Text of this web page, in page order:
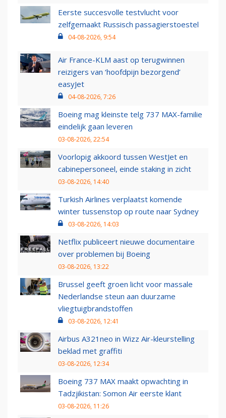
Eerste succesvolle testvlucht voor
zelfgemaakt Russisch passagierstoestel
04-08-2026, 9:54
Air France-KLM aast op terugwinnen
reizigers van ‘hoofdpijn bezorgend’
easyJet
04-08-2026, 7:26
Boeing mag kleinste telg 737 MAX-familie
eindelijk gaan leveren
03-08-2026, 22:54
Voorlopig akkoord tussen WestJet en
cabinepersoneel, einde staking in zicht
03-08-2026, 14:40
Turkish Airlines verplaatst komende
winter tussenstop op route naar Sydney
03-08-2026, 14:03
Netflix publiceert nieuwe documentaire
over problemen bij Boeing
03-08-2026, 13:22
Brussel geeft groen licht voor massale
Nederlandse steun aan duurzame
vliegtuigbrandstoffen
03-08-2026, 12:41
Airbus A321neo in Wizz Air-kleurstelling
beklad met graffiti
03-08-2026, 12:34
Boeing 737 MAX maakt opwachting in
Tadzjikistan: Somon Air eerste klant
03-08-2026, 11:26